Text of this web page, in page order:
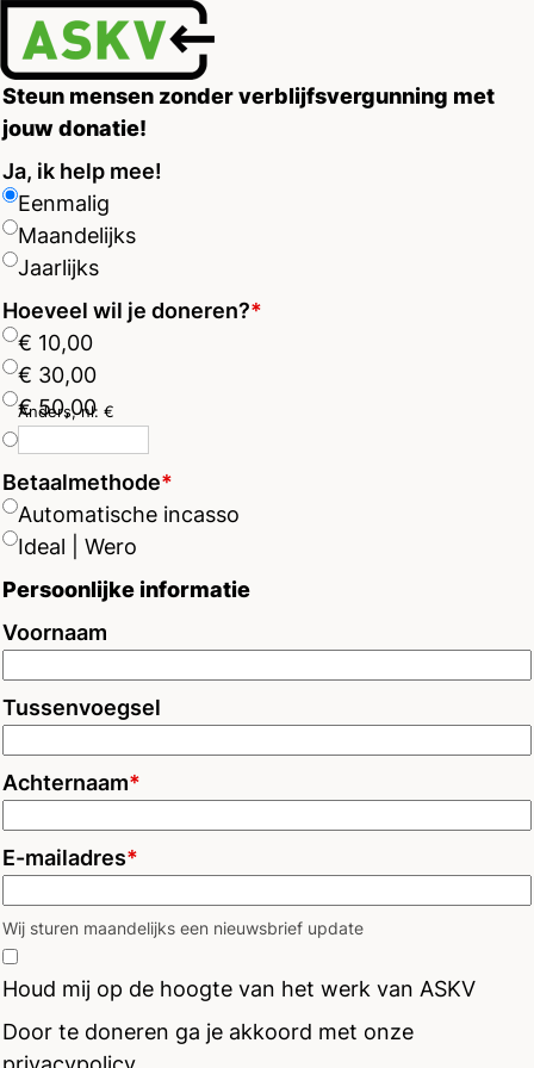
Steun mensen zonder verblijfsvergunning met
jouw donatie!
Ja, ik help mee!
Eenmalig
Maandelijks
Jaarlijks
Hoeveel wil je doneren?*
€ 10,00
€ 30,00
€ 50,00
Anders, nl: €
Betaalmethode*
Automatische incasso
Ideal | Wero
Persoonlijke informatie
Voornaam
Tussenvoegsel
Achternaam*
E-mailadres*
Wij sturen maandelijks een nieuwsbrief update
Houd mij op de hoogte van het werk van ASKV
Door te doneren ga je akkoord met onze